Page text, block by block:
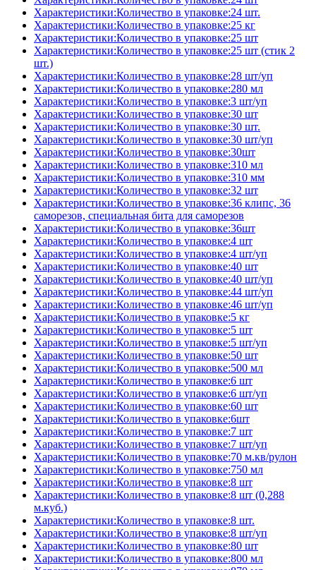
Характеристики:Количество в упаковке:24 шт.
Характеристики:Количество в упаковке:25 кг
Характеристики:Количество в упаковке:25 шт
Характеристики:Количество в упаковке:25 шт (стик 2
шт.)
Характеристики:Количество в упаковке:28 шт/уп
Характеристики:Количество в упаковке:280 мл
Характеристики:Количество в упаковке:3 шт/уп
Характеристики:Количество в упаковке:30 шт
Характеристики:Количество в упаковке:30 шт.
Характеристики:Количество в упаковке:30 шт/уп
Характеристики:Количество в упаковке:30шт
Характеристики:Количество в упаковке:310 мл
Характеристики:Количество в упаковке:310 мм
Характеристики:Количество в упаковке:32 шт
Характеристики:Количество в упаковке:36 клипс, 36
саморезов, специальная бита для саморезов
Характеристики:Количество в упаковке:36шт
Характеристики:Количество в упаковке:4 шт
Характеристики:Количество в упаковке:4 шт/уп
Характеристики:Количество в упаковке:40 шт
Характеристики:Количество в упаковке:40 шт/уп
Характеристики:Количество в упаковке:44 шт/уп
Характеристики:Количество в упаковке:46 шт/уп
Характеристики:Количество в упаковке:5 кг
Характеристики:Количество в упаковке:5 шт
Характеристики:Количество в упаковке:5 шт/уп
Характеристики:Количество в упаковке:50 шт
Характеристики:Количество в упаковке:500 мл
Характеристики:Количество в упаковке:6 шт
Характеристики:Количество в упаковке:6 шт/уп
Характеристики:Количество в упаковке:60 шт
Характеристики:Количество в упаковке:6шт
Характеристики:Количество в упаковке:7 шт
Характеристики:Количество в упаковке:7 шт/уп
Характеристики:Количество в упаковке:70 м.кв/рулон
Характеристики:Количество в упаковке:750 мл
Характеристики:Количество в упаковке:8 шт
Характеристики:Количество в упаковке:8 шт (0,288
м.куб.)
Характеристики:Количество в упаковке:8 шт.
Характеристики:Количество в упаковке:8 шт/уп
Характеристики:Количество в упаковке:80 шт
Характеристики:Количество в упаковке:800 мл